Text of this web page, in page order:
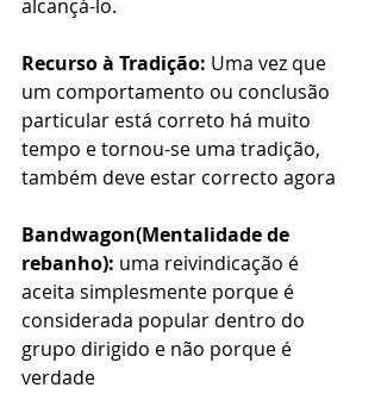
alcançá-lo.
Recurso à Tradição: Uma vez que
um comportamento ou conclusão
particular está correto há muito
tempo e tornou-se uma tradição,
também deve estar correcto agora
Bandwagon(Mentalidade de
rebanho): uma reivindicação é
aceita simplesmente porque é
considerada popular dentro do
grupo dirigido e não porque é
verdade